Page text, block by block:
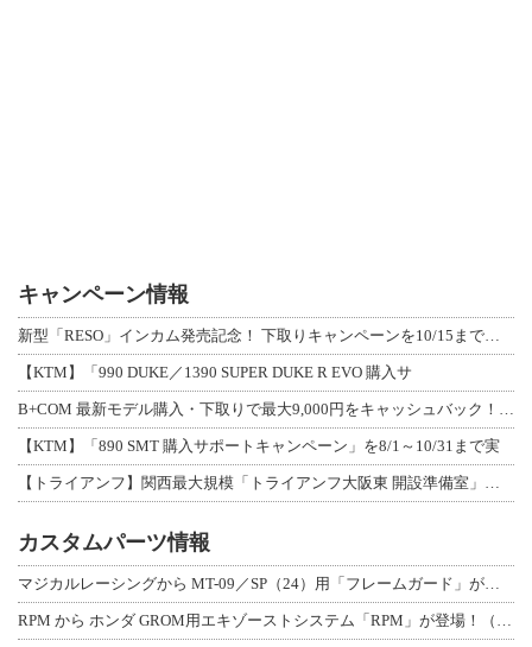
キャンペーン情報
新型「RESO」インカム発売記念！ 下取りキャンペーンを10/15まで延長して開
【KTM】「990 DUKE／1390 SUPER DUKE R EVO 購入サ
B+COM 最新モデル購入・下取りで最大9,000円をキャッシュバック！「B+F
【KTM】「890 SMT 購入サポートキャンペーン」を8/1～10/31まで実
【トライアンフ】関西最大規模「トライアンフ大阪東 開設準備室」がオープン！ 限定
カスタムパーツ情報
マジカルレーシングから MT-09／SP（24）用「フレームガード」が登場！
RPM から ホンダ GROM用エキゾーストシステム「RPM」が登場！（動画あり